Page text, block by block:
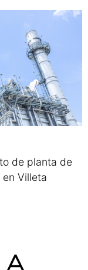
de planta de
Villeta